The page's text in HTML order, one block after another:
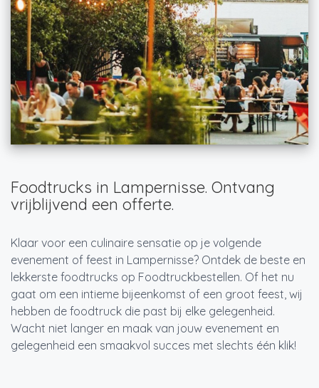
Foodtrucks in Lampernisse. Ontvang
vrijblijvend een offerte.
Klaar voor een culinaire sensatie op je volgende
evenement of feest in Lampernisse? Ontdek de beste en
lekkerste foodtrucks op Foodtruckbestellen. Of het nu
gaat om een intieme bijeenkomst of een groot feest, wij
hebben de foodtruck die past bij elke gelegenheid.
Wacht niet langer en maak van jouw evenement en
gelegenheid een smaakvol succes met slechts één klik!